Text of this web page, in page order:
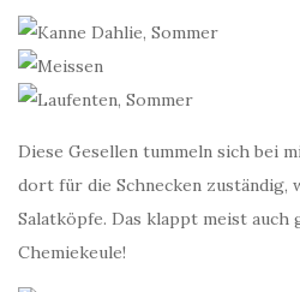
Diese Gesellen tummeln sich bei
dort für die Schnecken zuständig,
Salatköpfe. Das klappt meist auch
Chemiekeule!